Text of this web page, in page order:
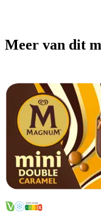
Meer van dit